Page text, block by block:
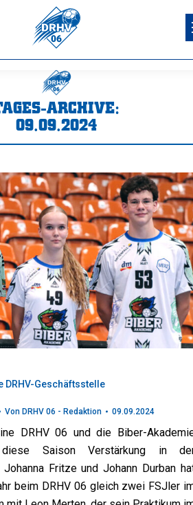
ARCHIVE:
09.09.2024
DRHV-Geschäftsstelle
Von DRHV 06 - Redaktion 09.09.2024
DRHV 06 und die Biber-
Saison Verstärkung in
Fritze und Johann Durban
beim DRHV 06 gleich zwei FSJler